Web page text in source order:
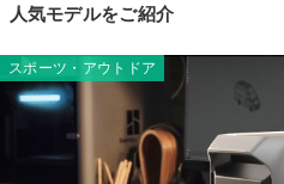
人気モデルをご紹介
スポーツ・アウトドア